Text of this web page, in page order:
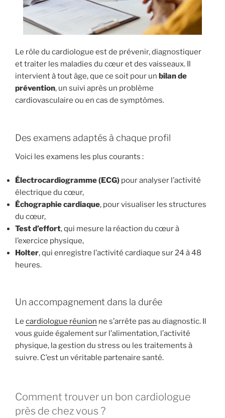
Le rôle du cardiologue est de prévenir, diagnostiquer
et traiter les maladies du cœur et des vaisseaux. Il
intervient à tout âge, que ce soit pour un bilan de
prévention, un suivi après un problème
cardiovasculaire ou en cas de symptômes.
Des examens adaptés à chaque profil
Voici les examens les plus courants :
Électrocardiogramme (ECG) pour analyser l’activité
électrique du cœur,
Échographie cardiaque, pour visualiser les structures
du cœur,
Test d’effort, qui mesure la réaction du cœur à
l’exercice physique,
Holter, qui enregistre l’activité cardiaque sur 24 à 48
heures.
Un accompagnement dans la durée
Le cardiologue réunion ne s’arrête pas au diagnostic. Il
vous guide également sur l’alimentation, l’activité
physique, la gestion du stress ou les traitements à
suivre. C’est un véritable partenaire santé.
Comment trouver un bon cardiologue
près de chez vous ?